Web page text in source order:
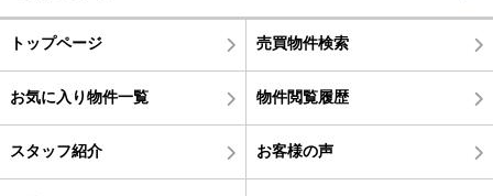
トップページ 売買物件検索
お気に入り物件一覧 物件閲覧履歴
スタッフ紹介 お客様の声